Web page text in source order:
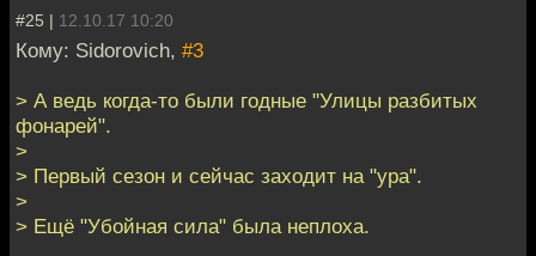
#25 | 12.10.17 10:20
Кому: Sidorovich, #3
> А ведь когда-то были годные "Улицы разбитых
фонарей".
>
> Первый сезон и сейчас заходит на "ура".
>
> Ещё "Убойная сила" была неплоха.